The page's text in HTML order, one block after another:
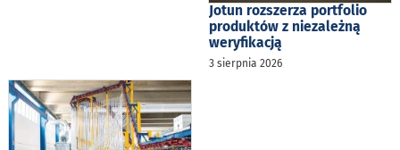
Jotun rozszerza portfolio
produktów z niezależną
weryfikacją
3 sierpnia 2026